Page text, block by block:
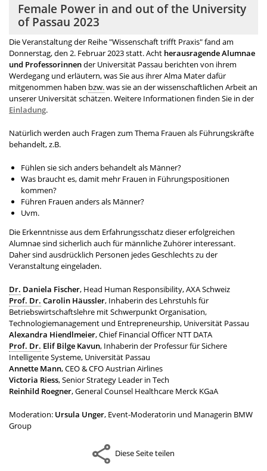
Female Power in and out of the University
of Passau 2023
Die Veranstaltung der Reihe "Wissenschaft trifft Praxis" fand am
Donnerstag, den 2. Februar 2023 statt. Acht herausragende Alumnae
und Professorinnender Universität Passau berichten von ihrem
Werdegang und erläutern, was Sie aus ihrer Alma Mater dafür
mitgenommen haben bzw.was sie an der wissenschaftlichen Arbeit an
unserer Universität schätzen. Weitere Informationen finden Sie in der
Einladung.
Natürlich werden auch Fragen zum Thema Frauen als Führungskräfte
behandelt, z.B.
Fühlen sie sich anders behandelt als Männer?
Was braucht es, damit mehr Frauen in Führungspositionen
kommen?
Führen Frauen anders als Männer?
Uvm.
Die Erkenntnisse aus dem Erfahrungsschatz dieser erfolgreichen
Alumnae sind sicherlich auch für männliche Zuhörer interessant.
Daher sind ausdrücklich Personen jedes Geschlechts zu der
Veranstaltung eingeladen.
Dr. Daniela Fischer, Head Human Responsibility, AXA Schweiz
Prof. Dr. Carolin Häussler, Inhaberin des Lehrstuhls für
Betriebswirtschaftslehre mit Schwerpunkt Organisation,
Technologiemanagement und Entrepreneurship, Universität Passau
Alexandra Hiendlmeier, Chief Financial Officer NTT DATA
Prof. Dr. Elif Bilge Kavun, Inhaberin der Professur für Sichere
Intelligente Systeme, Universität Passau
Annette Mann, CEO & CFO Austrian Airlines
Victoria Riess, Senior Strategy Leader in Tech
Reinhild Roegner, General Counsel Healthcare Merck KGaA
Moderation: Ursula Unger, Event-Moderatorin und Managerin BMW
Group
Diese Seite teilen